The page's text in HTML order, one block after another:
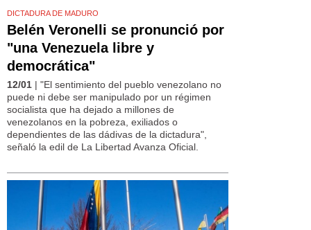
DICTADURA DE MADURO
Belén Veronelli se pronunció por
"una Venezuela libre y
democrática"
12/01 | "El sentimiento del pueblo venezolano no
puede ni debe ser manipulado por un régimen
socialista que ha dejado a millones de
venezolanos en la pobreza, exiliados o
dependientes de las dádivas de la dictadura",
señaló la edil de La Libertad Avanza Oficial.